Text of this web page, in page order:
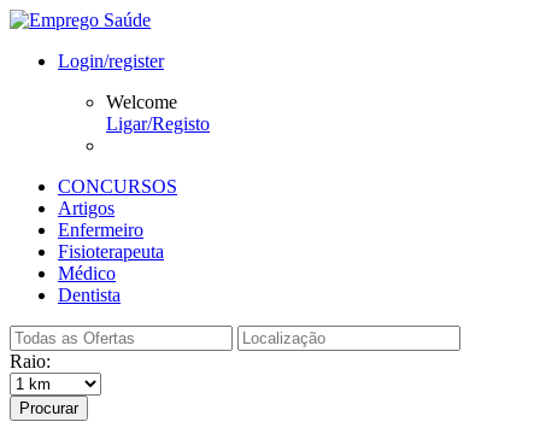
Login/register
Welcome
Ligar/Registo
CONCURSOS
Artigos
Enfermeiro
Fisioterapeuta
Médico
Dentista
Raio:
Procurar